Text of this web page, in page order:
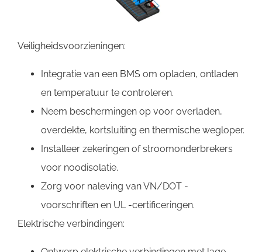
Veiligheidsvoorzieningen:
Integratie van een BMS om opladen, ontladen
en temperatuur te controleren.
Neem beschermingen op voor overladen,
overdekte, kortsluiting en thermische wegloper.
Installeer zekeringen of stroomonderbrekers
voor noodisolatie.
Zorg voor naleving van VN/DOT -
voorschriften en UL -certificeringen.
Elektrische verbindingen: